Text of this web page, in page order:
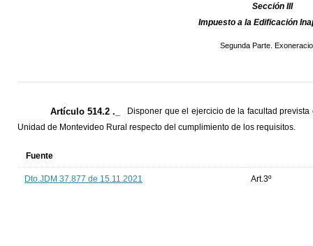
Sección III
Impuesto a la Edificación
Segunda Parte.
Artículo 514.2 ._
Disponer que el ejercicio de la facultad
Unidad de Montevideo Rural respecto del cumplimiento de los requisitos.
Fuente
Dto.JDM 37.877 de 15.11.2021 Art.3º